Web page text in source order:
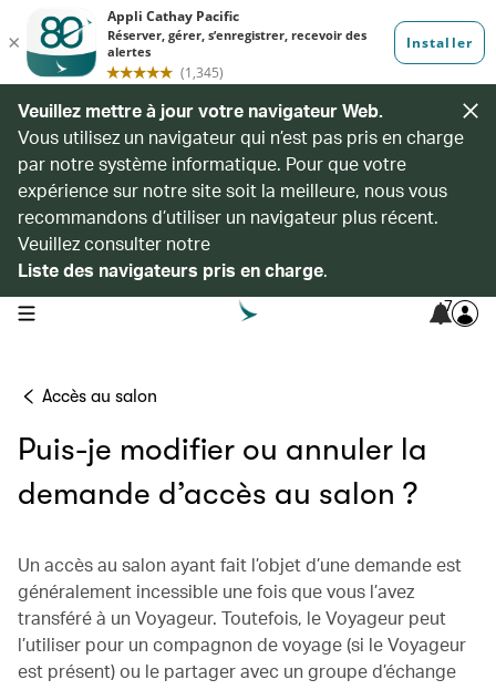
Veuillez mettre à jour votre navigateur Web.
Vous utilisez un navigateur qui n’est pas pris en charge
par notre système informatique. Pour que votre
expérience sur notre site soit la meilleure, nous vous
recommandons d’utiliser un navigateur plus récent.
Veuillez consulter notre
Liste des navigateurs pris en charge.
open navigation menu 7
Accès au salon
Puis-je modifier ou annuler la
demande d’accès au salon ?
Un accès au salon ayant fait l’objet d’une demande est
généralement incessible une fois que vous l’avez
transféré à un Voyageur. Toutefois, le Voyageur peut
l’utiliser pour un compagnon de voyage (si le Voyageur
est présent) ou le partager avec un groupe d’échange